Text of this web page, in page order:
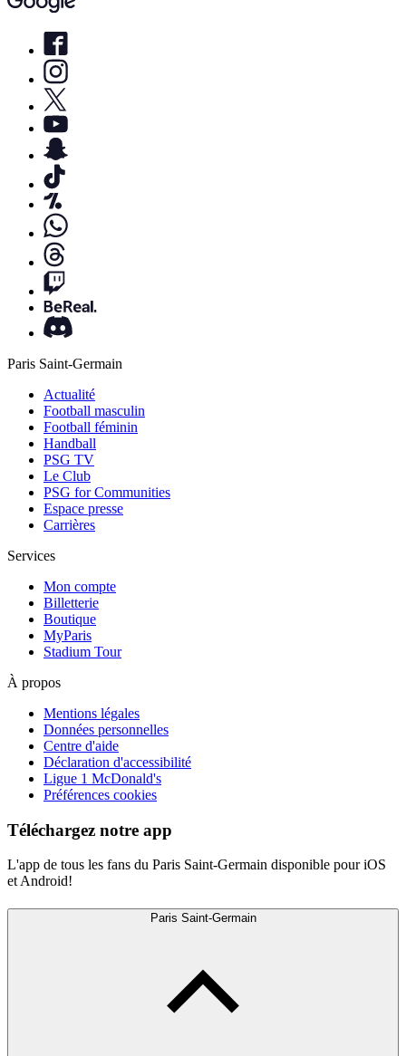
Paris Saint-Germain
Actualité
Football masculin
Football féminin
Handball
PSG TV
Le Club
PSG for Communities
Espace presse
Carrières
Services
Mon compte
Billetterie
Boutique
MyParis
Stadium Tour
À propos
Mentions légales
Données personnelles
Centre d'aide
Déclaration d'accessibilité
Ligue 1 McDonald's
Préférences cookies
Téléchargez notre app
L'app de tous les fans du Paris Saint-Germain disponible pour iOS
et Android!
Paris Saint-Germain